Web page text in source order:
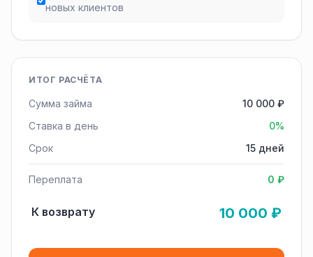
новых клиентов
ИТОГ РАСЧЁТА
Сумма займа
10 000 ₽
Ставка в день
0%
Срок
15 дней
Переплата 0 ₽
К возврату 10 000 ₽